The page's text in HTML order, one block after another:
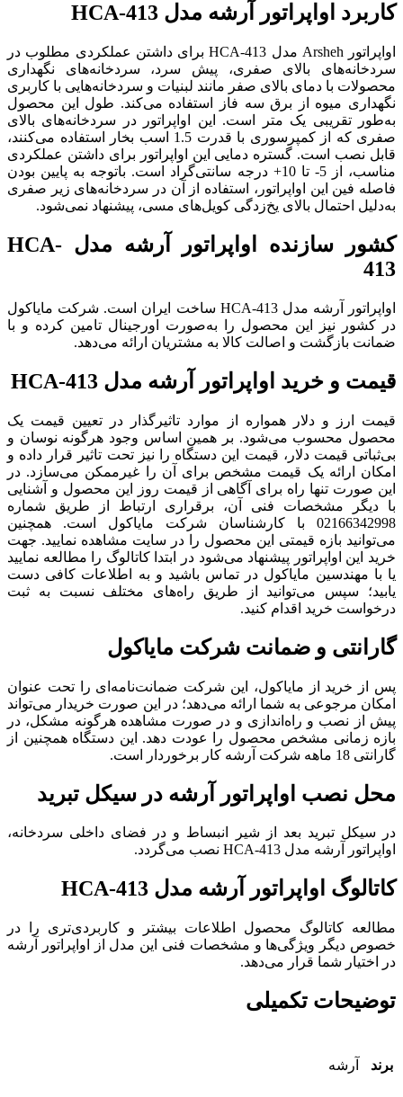
کاربرد اواپراتور آرشه مدل HCA-413
اواپراتور Arsheh مدل HCA-413 برای داشتن عملکردی مطلوب در
سردخانه‌های بالای صفری، پیش سرد، سردخانه‌های نگهداری
محصولات با دمای بالای صفر مانند لبنیات و سردخانه‌هایی با کاربری
نگهداری میوه از برق سه فاز استفاده می‌کند. طول این محصول
به‌طور تقریبی یک متر است. این اواپراتور در سردخانه‌‌های بالای
صفری که از کمپرسوری با قدرت 1.5 اسب بخار استفاده می‌کنند،
قابل نصب است. گستره دمایی این اواپراتور برای داشتن عملکردی
مناسب، از 5- تا 10+ درجه سانتی‌گراد است. باتوجه به پایین بودن
فاصله فین این اواپراتور، استفاده از آن در سردخانه‌های زیر صفری
به‌دلیل احتمال بالای یخ‌زدگی کویل‌های مسی، پیشنهاد نمی‌شود.
کشور سازنده اواپراتور آرشه مدل HCA-
413
اواپراتور آرشه مدل HCA-413 ساخت ایران است. شرکت مایاکول
در کشور نیز این محصول را به‌صورت اورجینال تامین کرده و با
ضمانت بازگشت و اصالت کالا به مشتریان ارائه می‌دهد.
قیمت و خرید اواپراتور آرشه مدل HCA-413
قیمت ارز و دلار همواره از موارد تاثیرگذار در تعیین قیمت یک
محصول محسوب می‌شود. بر همین اساس وجود هرگونه نوسان و
بی‌ثباتی قیمت دلار، قیمت این دستگاه را نیز تحت تاثیر قرار داده و
امکان ارائه یک قیمت مشخص برای آن را غیرممکن می‌سازد. در
این صورت تنها راه برای آگاهی از قیمت روز این محصول و آشنایی
با دیگر مشخصات فنی آن، برقراری ارتباط از طریق شماره
02166342998 با کارشناسان شرکت مایاکول است. همچنین
می‌توانید بازه قیمتی این محصول را در سایت مشاهده نمایید. جهت
خرید این اواپراتور پیشنهاد می‌شود در ابتدا کاتالوگ را مطالعه نمایید
یا با مهندسین مایاکول در تماس باشید و به اطلاعات کافی دست
یابید؛ سپس می‌توانید از طریق راه‌های مختلف نسبت به ثبت
درخواست خرید اقدام کنید.
گارانتی و ضمانت شرکت مایاکول
پس از خرید از مایاکول، این شرکت ضمانت‌نامه‌ای را تحت عنوان
امکان مرجوعی به شما ارائه می‌دهد؛ در این صورت خریدار می‌تواند
پیش از نصب و راه‌اندازی و در صورت مشاهده هرگونه مشکل، در
بازه زمانی مشخص محصول را عودت دهد. این دستگاه همچنین از
گارانتی 18 ماهه شرکت آرشه کار برخوردار است.
محل نصب اواپراتور آرشه در سیکل تبرید
در سیکل تبرید بعد از شیر انبساط و در فضای داخلی سردخانه،
اواپراتور آرشه مدل HCA-413 نصب می‌گردد.
کاتالوگ اواپراتور آرشه مدل HCA-413
مطالعه کاتالوگ محصول اطلاعات بیشتر و کاربردی‌تری را در
خصوص دیگر ویژگی‌ها و مشخصات فنی این مدل از اواپراتور آرشه
در اختیار شما قرار می‌دهد.
توضیحات تکمیلی
برند آرشه